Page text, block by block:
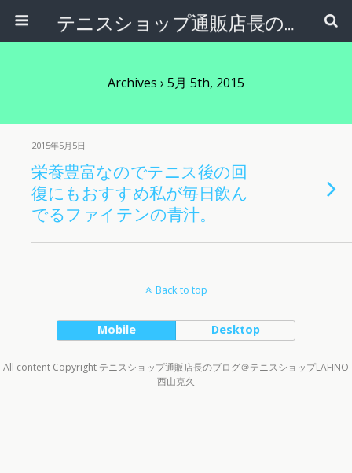
テニスショップ通販店長のブログ＠テニスショップLAFINO 西山克久
Archives › 5月 5th, 2015
2015年5月5日
栄養豊富なのでテニス後の回
復にもおすすめ私が毎日飲ん
でるファイテンの青汁。
Back to top
Mobile Desktop
All content Copyright テニスショップ通販店長のブログ＠テニスショップLAFINO
西山克久